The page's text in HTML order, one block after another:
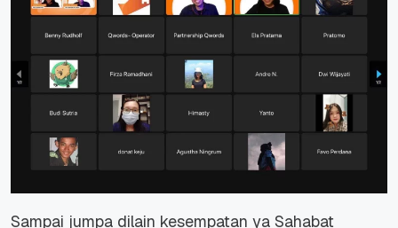
Sampai jumpa dilain kesempatan ya Sahabat